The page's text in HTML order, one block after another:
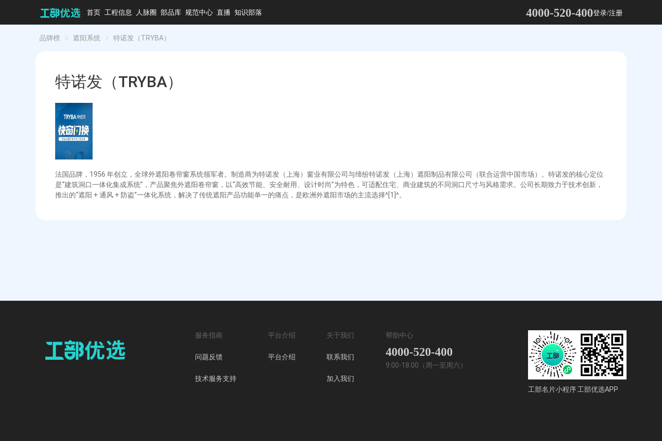
首页 工程信息 人脉圈 部品库 规范中心 直播 知识部落 4000-520-400登录/注册
品牌榜 遮阳系统 特诺发（TRYBA）
特诺发（TRYBA）
法国品牌，1956 年创立，全球外遮阳卷帘窗系统领军者。制造商为特诺发（上海）窗业有限公司与缔纷特诺发（上海）遮阳制品有限公司（联合运营中国市场）。特诺发的核心定位
是“建筑洞口一体化集成系统”，产品聚焦外遮阳卷帘窗，以“高效节能、安全耐用、设计时尚”为特色，可适配住宅、商业建筑的不同洞口尺寸与风格需求。公司长期致力于技术创新，
推出的“遮阳 + 通风 + 防盗”一体化系统，解决了传统遮阳产品功能单一的痛点，是欧洲外遮阳市场的主流选择^[1]^。
服务指南
问题反馈
技术服务支持
平台介绍
平台介绍
关于我们
联系我们
加入我们
帮助中心
4000-520-400
9:00-18:00（周一至周六）
工部名片小程序工部优选APP